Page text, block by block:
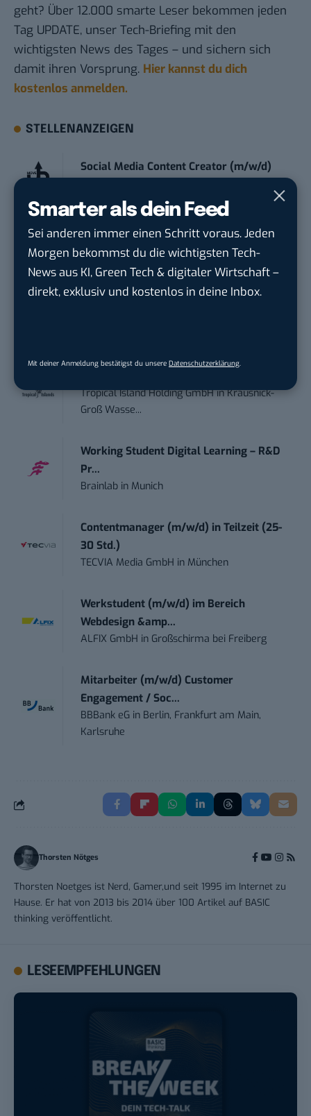
Smarter als dein Feed
Sei anderen immer einen Schritt voraus. Jeden
Morgen bekommst du die wichtigsten Tech-
News aus KI, Green Tech & digitaler Wirtschaft –
direkt, exklusiv und kostenlos in deine Inbox.
Mit deiner Anmeldung bestätigst du unsere Datenschutzerklärung
geht? Über 12.000 smarte Leser bekommen jeden
Tag UPDATE, unser Tech-Briefing mit den
wichtigsten News des Tages – und sichern sich
damit ihren Vorsprung. Hier kannst du dich
kostenlos anmelden.
STELLENANZEIGEN
Social Media Content Creator (m/w/d)
Anforderungs- und Projektmanager
trendtours Holding GmbHinEschborn
Tropical Island Holding GmbHinKrausnick-
Groß Wasse...
Working Student Digital Learning – R&D
Pr...
Brainlab in Munich
Contentmanager (m/w/d) in Teilzeit (25-
30 Std.)
TECVIA Media GmbH in München
Werkstudent (m/w/d) im Bereich
Webdesign &amp...
ALFIX GmbH in Großschirma bei Freiberg
Mitarbeiter (m/w/d) Customer
Engagement / Soc...
BBBank eG in Berlin, Frankfurt am Main,
Karlsruhe
Thorsten Nötges
Thorsten Noetges ist Nerd, Gamer,und seit 1995 im Internet zu
Hause. Er hat von 2013 bis 2014 über 100 Artikel auf BASIC
thinking veröffentlicht.
LESEEMPFEHLUNGEN